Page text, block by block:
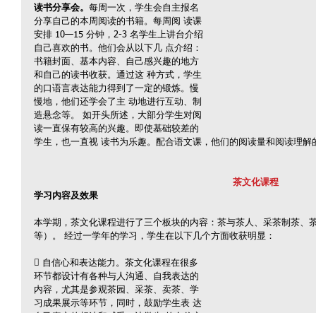
读书分享会。 每周一次，学生会自主报名
分享自己的本周阅读的书籍。每周阅 读课
安排 10—15 分钟，2-3 名学生上讲台介绍
自己喜欢的书。他们会从以下几 点介绍：
书籍封面、基本内容、自己感兴趣的地方
和自己的读书收获。通过这 种方式，学生
的口语言表达能力得到了一定的锻炼。慢
慢地，他们还学会了主 动地进行互动、制
造悬念等。 如开头所述，大部分学生对阅
读一直保有较高的兴趣。即使基础较差的
学生，也一直视 读书为乐趣。配合语文课，他们的阅读量和阅读理解
茶文化课程
学习内容及效果
本学期，茶文化课程进行了三个板块的内容：茶与茶人、采茶制茶、
等）。 经过一学年的学习，学生在以下几个方面收获明显：
 自信心和表达能力。茶文化课程在很多
环节都设计有各种与人沟通、自我表达的
内容，尤其是参观茶园、采茶、卖茶、学
习成果展示等环节，同时，鼓励学生表 达